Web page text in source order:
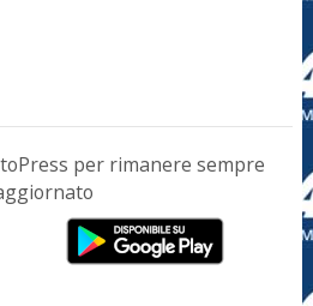
per rimanere sempre